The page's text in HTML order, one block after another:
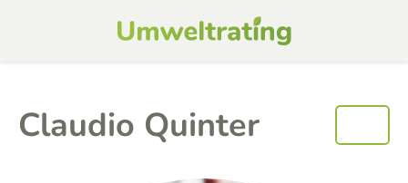
Claudio Quinter